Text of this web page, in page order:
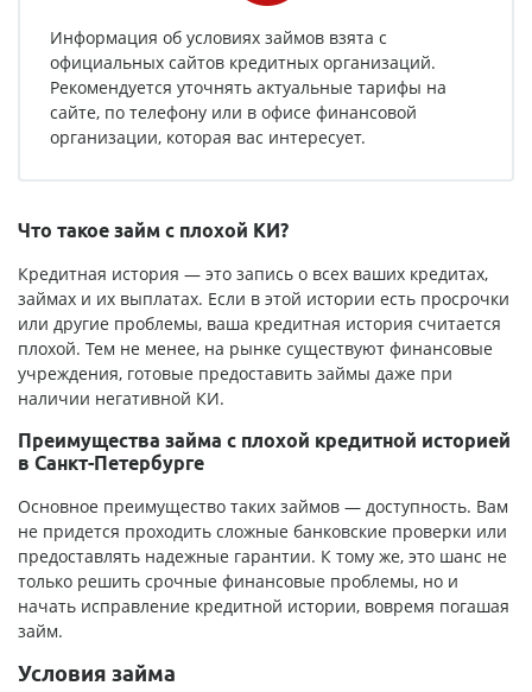
Информация об условиях займов взята с
официальных сайтов кредитных организаций.
Рекомендуется уточнять актуальные тарифы на
сайте, по телефону или в офисе финансовой
организации, которая вас интересует.
Что такое займ с плохой КИ?
Кредитная история — это запись о всех ваших кредитах,
займах и их выплатах. Если в этой истории есть просрочки
или другие проблемы, ваша кредитная история считается
плохой. Тем не менее, на рынке существуют финансовые
учреждения, готовые предоставить займы даже при
наличии негативной КИ.
Преимущества займа с плохой кредитной историей
в Санкт-Петербурге
Основное преимущество таких займов — доступность. Вам
не придется проходить сложные банковские проверки или
предоставлять надежные гарантии. К тому же, это шанс не
только решить срочные финансовые проблемы, но и
начать исправление кредитной истории, вовремя погашая
займ.
Условия займа